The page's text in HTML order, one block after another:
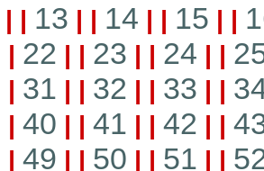
| | 13 | | 14 | | 15 | |
| 22 | | 23 | | 24 | |
| 31 | | 32 | | 33 | |
| 40 | | 41 | | 42 | |
| 49 | | 50 | | 51 | |